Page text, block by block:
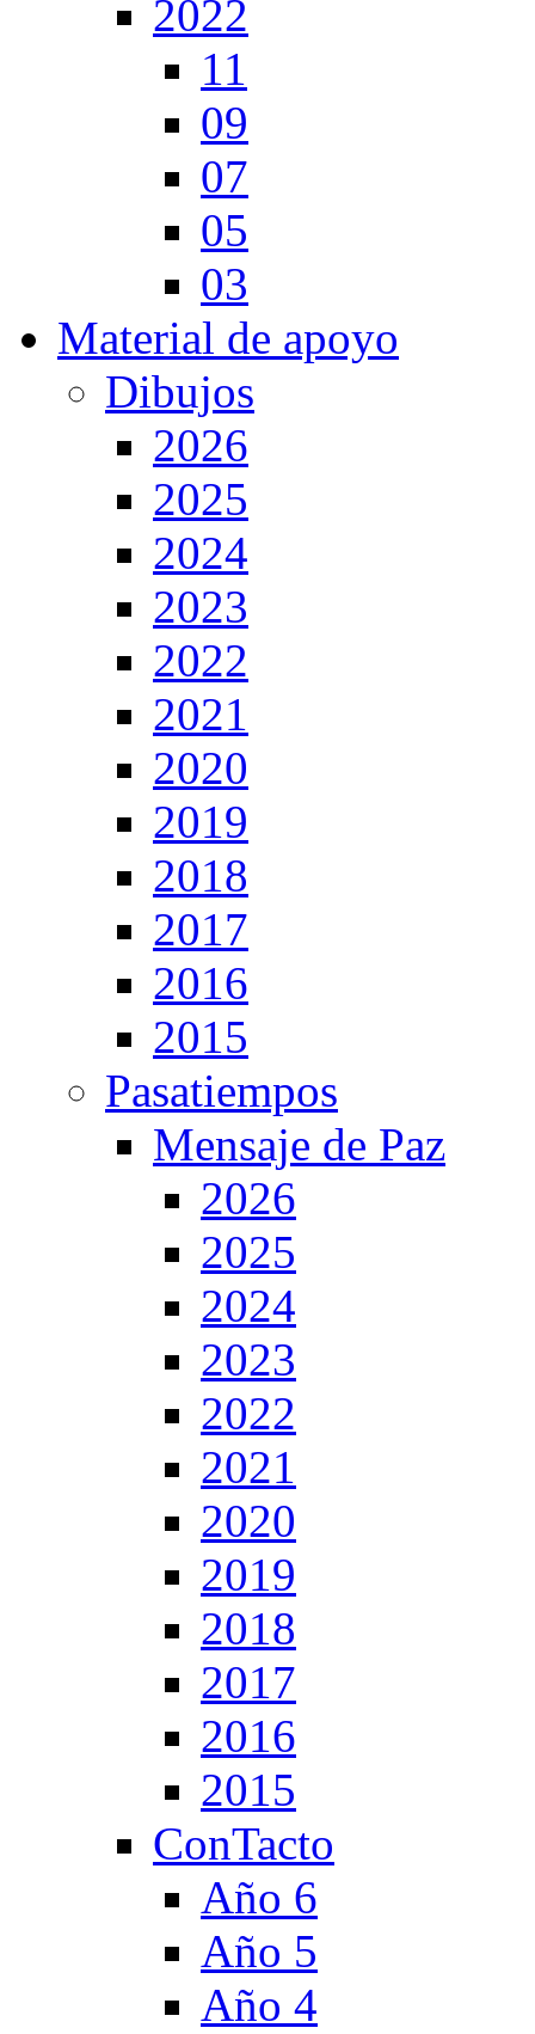
2022
11
09
07
05
03
Material de apoyo
Dibujos
2026
2025
2024
2023
2022
2021
2020
2019
2018
2017
2016
2015
Pasatiempos
Mensaje de Paz
2026
2025
2024
2023
2022
2021
2020
2019
2018
2017
2016
2015
ConTacto
Año 6
Año 5
Año 4